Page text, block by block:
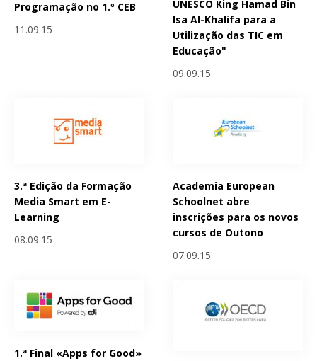
Programação no 1.º CEB
11.09.15
UNESCO King Hamad Bin
Isa Al-Khalifa para a
Utilização das TIC em
Educação"
09.09.15
3.ª Edição da Formação
Media Smart em E-
Learning
08.09.15
Academia European
Schoolnet abre
inscrições para os novos
cursos de Outono
07.09.15
1.ª Final «Apps for Good»